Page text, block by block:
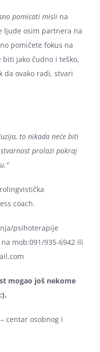
pomicati misli na
ljude osim partnera na
pomičete fokus na
biti jako čudno i teško,
da ovako radi, stvari
to nikada neće biti
prolazi pokraj
coach.
psihoterapije
mob:091/935-6942 ili
mogao još nekome
centar osobnog i